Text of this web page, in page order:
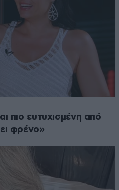
πιο ευτυχισμένη από
φρένο»